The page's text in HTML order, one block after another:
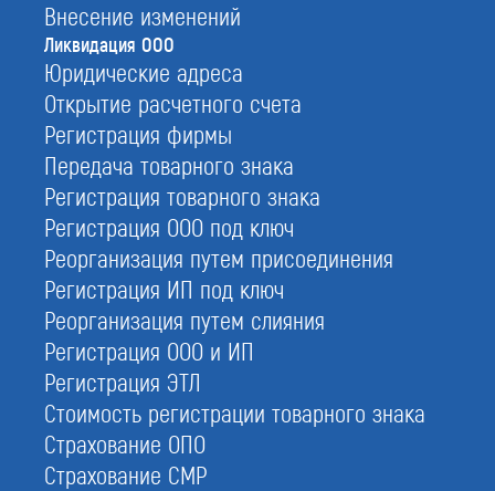
Внесение изменений
Ликвидация ООО
Юридические адреса
Открытие расчетного счета
Регистрация фирмы
Передача товарного знака
Регистрация товарного знака
Регистрация ООО под ключ
Реорганизация путем присоединения
Регистрация ИП под ключ
Реорганизация путем слияния
Регистрация ООО и ИП
Регистрация ЭТЛ
Стоимость регистрации товарного знака
Страхование ОПО
Страхование СМР
Закрыть ООО в налоговой
Ликвидация юридического лица предполагает
прекращение субъектом любой деятельности, а
также погашение всех его прав и обязанностей
без их передачи кому-либо. Документально это